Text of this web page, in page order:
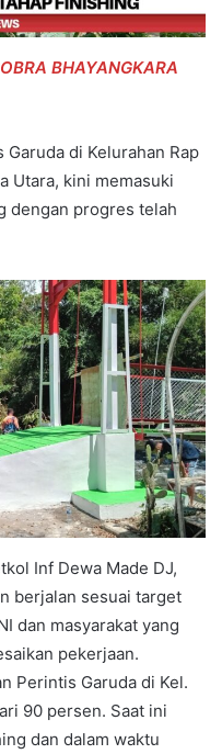
BHAYANGKARA
di Kelurahan Rap
Utara, kini memasuki
dengan progres telah
Inf Dewa Made DJ,
berjalan sesuai target
dan masyarakat yang
pekerjaan.
Perintis Garuda di Kel.
90 persen. Saat ini
dan dalam waktu